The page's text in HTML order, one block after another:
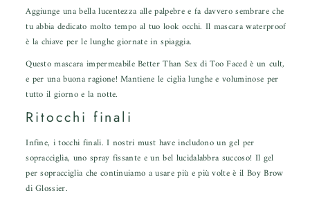
Aggiunge una bella lucentezza alle palpebre e fa davvero sembrare che
tu abbia dedicato molto tempo al tuo look occhi. Il mascara waterproof
è la chiave per le lunghe giornate in spiaggia.
Questo mascara impermeabile Better Than Sexdi Too Faced è un cult,
e per una buona ragione! Mantiene le ciglia lunghe e voluminose per
tutto il giorno e la notte.
Ritocchi finali
Infine, i tocchi finali. I nostri must have includono un gel per
sopracciglia, uno spray fissante e un bel lucidalabbra succoso! Il gel
per sopracciglia che continuiamo a usare più e più volte è il Boy Brow
di Glossier.